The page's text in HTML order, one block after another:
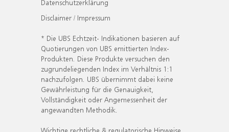
Datenschutzerklärung
Disclaimer / Impressum
* Die UBS Echtzeit- Indikationen basieren auf
Quotierungen von UBS emittierten Index-
Produkten. Diese Produkte versuchen den
zugrundeliegenden Index im Verhältnis 1:1
nachzufolgen. UBS übernimmt dabei keine
Gewährleistung für die Genauigkeit,
Vollständigkeit oder Angemessenheit der
angewandten Methodik.